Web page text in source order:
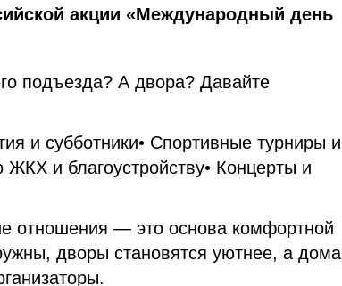
акции «Международный день
подъезда? А двора? Давайте
и субботники• Спортивные турниры и
ЖКХ и благоустройству• Концерты и
отношения — это основа комфортной
дворы становятся уютнее, а дома